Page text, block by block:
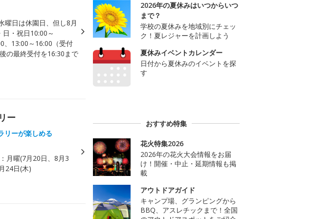
日は休園日、但し8月
・祝日10:00～
、13:00～16:00（受付
の最終受付を16:30まで
ー
リーが楽しめる
月曜(7月20日、8月3
24日(木)
2026年の夏休みはいつからいつ
まで？
学校の夏休みを地域別にチェッ
ク！夏レジャーを計画しよう
夏休みイベントカレンダー
日付から夏休みのイベントを探
す
おすすめ特集
花火特集2026
2026年の花火大会情報をお届
け！開催・中止・延期情報も掲
載
アウトドアガイド
キャンプ場、グランピングから
BBQ、アスレチックまで！全国